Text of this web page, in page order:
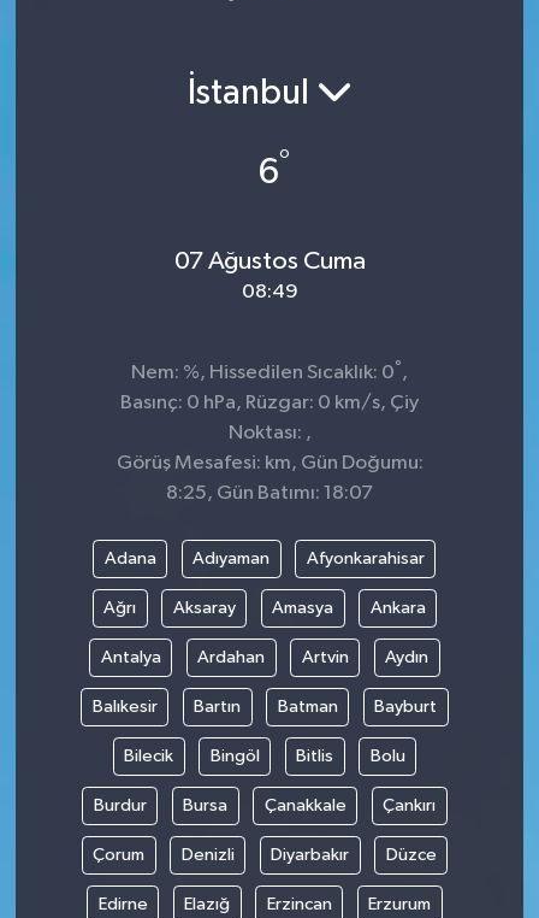
İstanbul
6°
07 Ağustos Cuma
08:49
Nem: %, Hissedilen Sıcaklık: 0° ,
Basınç: 0 hPa, Rüzgar: 0 km/s, Çiy
Noktası: ,
Görüş Mesafesi: km, Gün Doğumu:
8:25, Gün Batımı: 18:07
Adana Adıyaman Afyonkarahisar
Ağrı Aksaray Amasya Ankara
Antalya Ardahan Artvin Aydın
Balıkesir Bartın Batman Bayburt
Bilecik Bingöl Bitlis Bolu
Burdur Bursa Çanakkale Çankırı
Çorum Denizli Diyarbakır Düzce
Edirne Elazığ Erzincan Erzurum